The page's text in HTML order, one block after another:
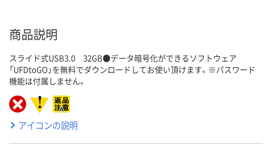
商品説明
スライド式USB3.0 32GB●データ暗号化ができるソフトウェア
「UFDtoGO」を無料でダウンロードしてお使い頂けます。※パスワード
機能は付属しません。
アイコンの説明